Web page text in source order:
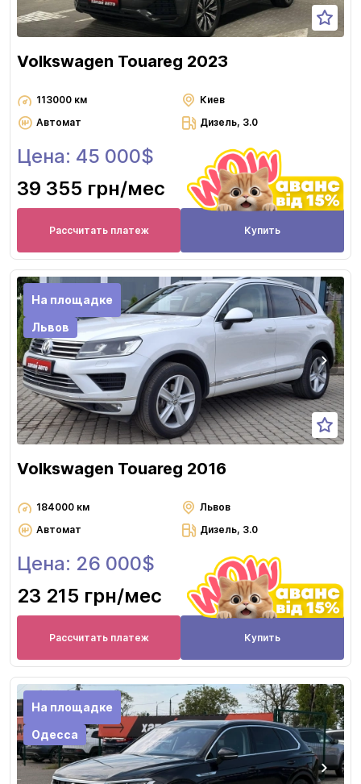
Volkswagen Touareg 2023
113000 км
Киев
Автомат
Дизель, 3.0
Цена: 45 000$
39 355 грн/мес
Рассчитать платеж Купить
На площадке
Львов
Volkswagen Touareg 2016
184000 км
Львов
Автомат
Дизель, 3.0
Цена: 26 000$
23 215 грн/мес
Рассчитать платеж Купить
На площадке
Одесса